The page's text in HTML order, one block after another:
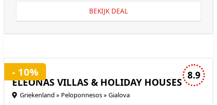
BEKIJK DEAL
8.9
3 sterren accommodatie
ELEONAS VILLAS & HOLIDAY HOUSES
Griekenland » Peloponnesos » Gialova
- 10%